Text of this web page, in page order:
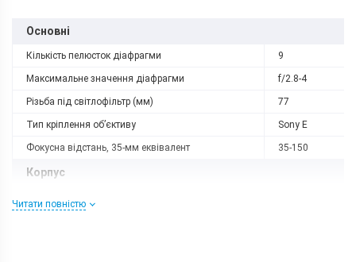
Основні
Кількість пелюсток діафрагми 9
Максимальне значення діафрагми f/2.8-4
Різьба під світлофільтр (мм) 77
Тип кріплення об’єктиву Sony E
Фокусна відстань, 35-мм еквівалент 35-150
Корпус
Читати повністю